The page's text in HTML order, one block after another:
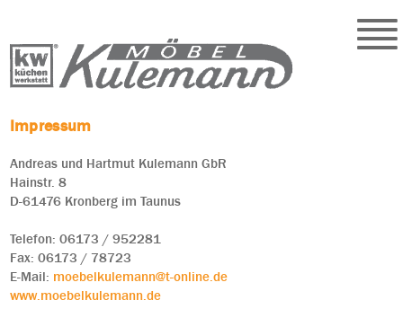
Impressum
Andreas und Hartmut Kulemann GbR
Hainstr. 8
D-61476 Kronberg im Taunus
Telefon: 06173 / 952281
Fax: 06173 / 78723
E-Mail: moebelkulemann@t-online.de
www.moebelkulemann.de